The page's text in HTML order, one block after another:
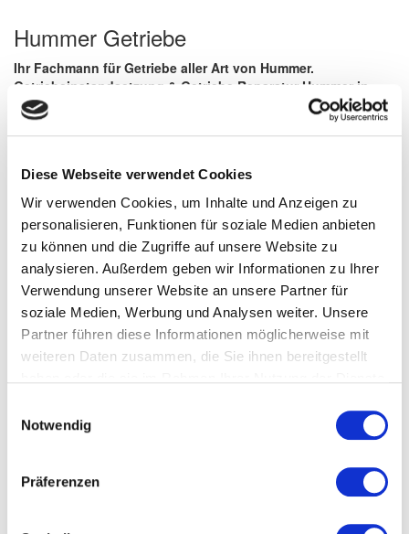
Diese Webseite verwendet Cookies
Wir verwenden Cookies, um Inhalte und Anzeigen zu
personalisieren, Funktionen für soziale Medien anbieten
zu können und die Zugriffe auf unsere Website zu
analysieren. Außerdem geben wir Informationen zu Ihrer
Verwendung unserer Website an unsere Partner für
soziale Medien, Werbung und Analysen weiter. Unsere
Partner führen diese Informationen möglicherweise mit
weiteren Daten zusammen, die Sie ihnen bereitgestellt
Notwendig
Präferenzen
Hummer Getriebe
Ihr Fachmann für Getriebe aller Art von Hummer.
Getriebeinstandsetzung & Getriebe Reparatur Hummer in
Henstedt-Ulzburg
Komplette Überholung aller Softparts (Verschleißteile) im
bei Bedarf gewechselt und nach Absprache separat berechnet.
Wandler werden nach Bedarf zu den aufgeführten Preisen
Model Baujahr Motor
V8 6.2L Diesel
Hummer H1
V8 6.5L Petrol
V8 6.0L Petrol